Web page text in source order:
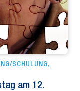
SCHULUNG,
am 12.